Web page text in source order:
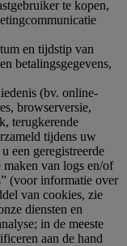
te kopen,
en tijdstip van
betalingsgegevens,
(bv. online-
browserversie,
terugkerende
tijdens uw
een geregistreerde
van logs en/of
(voor informatie over
van cookies, zie
diensten en
in de meeste
aan de hand